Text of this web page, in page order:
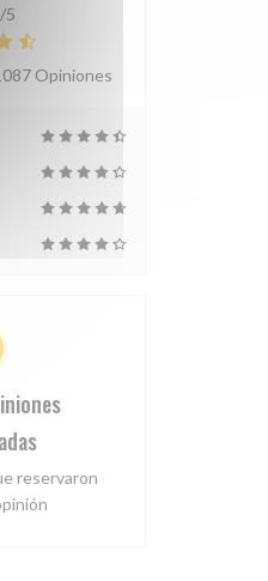
/5
Opiniones
reservaron